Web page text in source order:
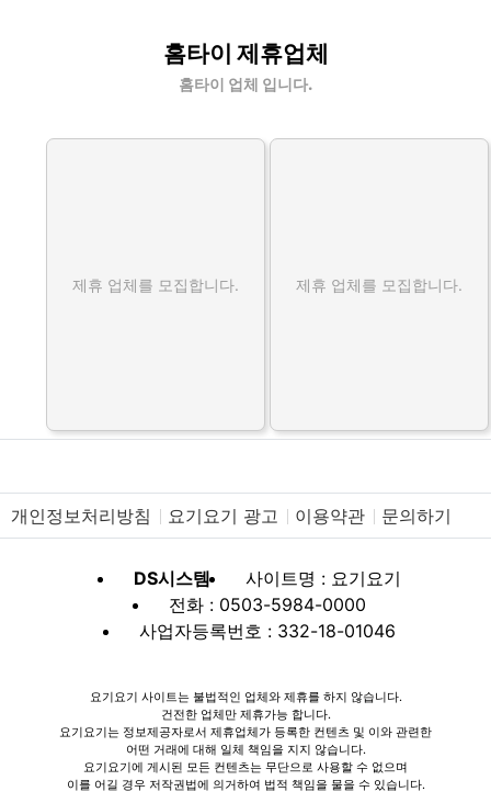
홈타이 업체 입니다.
개인정보처리방침 요기요기 광고 이용약관 문의하기
DS시스템
사이트명 : 요기요기
사업자등록번호 : 332-18-01046
요기요기 사이트는 불법적인 업체와 제휴를 하지 않습니다.
건전한 업체만 제휴가능 합니다.
요기요기는 정보제공자로서 제휴업체가 등록한 컨텐츠 및 이와 관련한